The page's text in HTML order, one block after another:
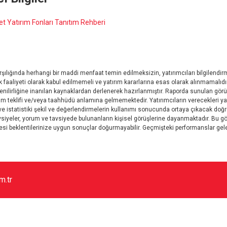
Yatırım Fonları Tanıtım Rehberi
herhangi bir maddi menfaat temin edilmeksizin, yatırımcıları
faaliyeti olarak kabul edilmemeli ve yatırım kararlarına esas olarak
inanılan kaynaklardan derlenerek hazırlanmıştır. Raporda sunulan
teklifi ve/veya taahhüdü anlamına gelmemektedir. Yatırımcıların verecekleri
şekil ve değerlendirmelerin kullanımı sonucunda ortaya çıkacak
yorum ve tavsiyede bulunanların kişisel görüşlerine dayanmaktadır.
beklentilerinize uygun sonuçlar doğurmayabilir. Geçmişteki performanslar